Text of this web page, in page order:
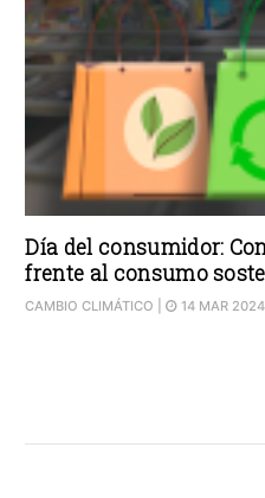
Día del consumidor:
frente al consumo
CAMBIO CLIMÁTICO | 14 MAR 2024